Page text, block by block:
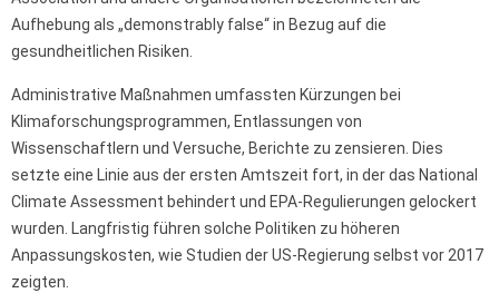
Aufhebung als „demonstrably false“ in Bezug auf die
gesundheitlichen Risiken.
Administrative Maßnahmen umfassten Kürzungen bei
Klimaforschungsprogrammen, Entlassungen von
Wissenschaftlern und Versuche, Berichte zu zensieren. Dies
setzte eine Linie aus der ersten Amtszeit fort, in der das National
Climate Assessment behindert und EPA-Regulierungen gelockert
wurden. Langfristig führen solche Politiken zu höheren
Anpassungskosten, wie Studien der US-Regierung selbst vor 2017
zeigten.